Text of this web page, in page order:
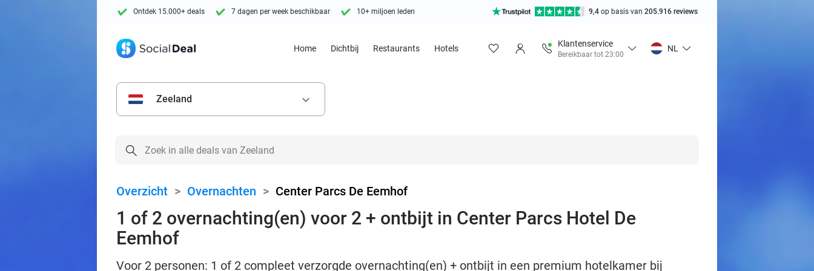
Ontdek 15.000+ deals 7 dagen per week beschikbaar 10+ miljoen leden 9,4 op basis van 205.916 reviews
Home Dichtbij Restaurants Hotels
Klantenservice
Bereikbaar tot 23:00
NL
Zeeland keyboard_arrow_down
Overzicht > Overnachten > Center Parcs De Eemhof
1 of 2 overnachting(en) voor 2 + ontbijt in Center Parcs Hotel De
Eemhof
Voor 2 personen: 1 of 2 compleet verzorgde overnachting(en) + ontbijt in een premium hotelkamer bij